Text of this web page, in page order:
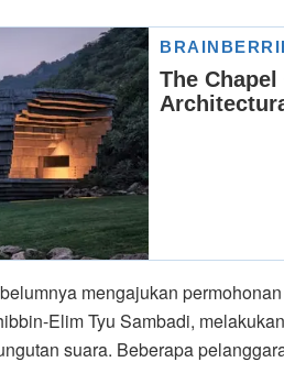
mengajukan
Elim Tyu Sambadi,
suara. Beberapa